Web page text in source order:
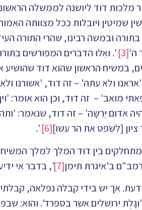
דוד ליושנה לממשלה
שמיטין ויובלות ככל מצוותה
ובמשה רבינו, שהרי התורה
ה'[3]
'. ואֵלוּ הדברים המפורשים
במשיח הראשון שהוא דוד
'אראנו ולא עתה' – זה דוד,
מואב' – זה דוד, וכן הוא אומר:
אדום יְרֵשָה' – זה דוד, שנאמר:
[לִשְפֹּט את הר עשו][6]
'.
בין דוד המלך למלך
ב'איגרת תימן[7]
', בדבר אי
אך יש בידי קבלה נפלאה,
ירושלים אשר בספרד'. והוא: